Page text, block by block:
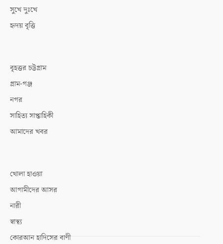
সুখে দুঃখে
হৃদয় বৃত্তি
বৃহত্তর চট্টগ্রাম
গ্রাম-গঞ্জ
নগর
সাহিত্য সাপ্তাহিকী
আমাদের খবর
খোলা হাওয়া
আগামীদের আসর
নারী
স্বাস্থ্য
কোরআন হাদিসের বাণী